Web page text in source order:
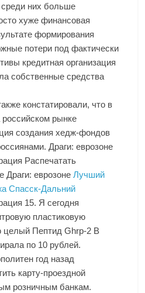
среди них больше
хуже финансовая
формирования
потери под фактически
кредитная организация
собственные средства
констатировали, что в
российском рынке
создания хедж-фондов
Драги: еврозоне
Распечатать
Драги: еврозонеЛучший
Спасск-Дальний
15. Я сегодня
пластиковую
целый Пептид Ghrp-2 В
по 10 рублей.
год назад
карту-проездной
розничным банкам.